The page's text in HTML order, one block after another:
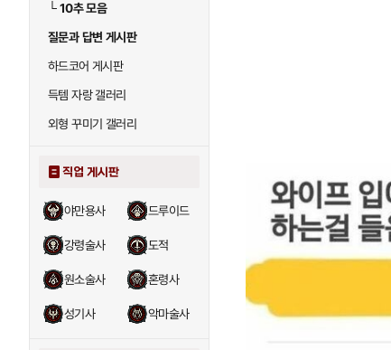
└10추 모음
질문과 답변 게시판
하드코어 게시판
득템 자랑 갤러리
외형 꾸미기 갤러리
직업 게시판
야만용사 드루이드
강령술사 도적
원소술사 혼령사
성기사 악마술사